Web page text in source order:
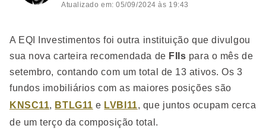
Atualizado em: 05/09/2024 às 19:43
A EQI Investimentos foi outra instituição que divulgou
sua nova carteira recomendada de FIIs para o mês de
setembro, contando com um total de 13 ativos. Os 3
fundos imobiliários com as maiores posições são
KNSC11, BTLG11 e LVBI11, que juntos ocupam cerca
de um terço da composição total.